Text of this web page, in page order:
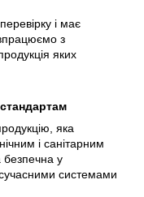
і має
з
яких
яка
і санітарним
безпечна у
сучасними системами